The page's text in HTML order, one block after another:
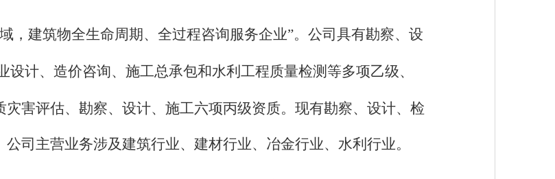
，建筑物全生命周期、全过程咨询服务企业”。公司具有勘察、设
设计、造价咨询、施工总承包和水利工程质量检测等多项乙级、
害评估、勘察、设计、施工六项丙级资质。现有勘察、设计、检
司主营业务涉及建筑行业、建材行业、冶金行业、水利行业。